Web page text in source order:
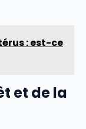
: est-ce
et de la